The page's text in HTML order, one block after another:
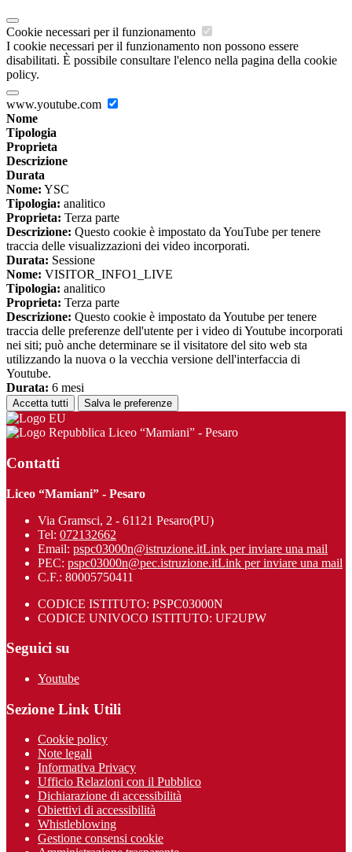
Cookie necessari per il funzionamento
I cookie necessari per il funzionamento non possono essere
disabilitati. È possibile consultare l'elenco nella pagina della cookie
policy.
www.youtube.com
Nome
Tipologia
Proprieta
Descrizione
Durata
Nome: YSC
Tipologia: analitico
Proprieta: Terza parte
Descrizione: Questo cookie è impostato da YouTube per tenere
traccia delle visualizzazioni dei video incorporati.
Durata: Sessione
Nome: VISITOR_INFO1_LIVE
Tipologia: analitico
Proprieta: Terza parte
Descrizione: Questo cookie è impostato da Youtube per tenere
traccia delle preferenze dell'utente per i video di Youtube incorporati
nei siti; può anche determinare se il visitatore del sito web sta
utilizzando la nuova o la vecchia versione dell'interfaccia di
Youtube.
Durata: 6 mesi
Accetta tutti Salva le preferenze
Liceo “Mamiani” - Pesaro
Contatti
Liceo “Mamiani” - Pesaro
Via Gramsci, 2 - 61121 Pesaro(PU)
Tel: 072132662
Email: pspc03000n@istruzione.itLink per inviare una mail
PEC: pspc03000n@pec.istruzione.itLink per inviare una mail
C.F.: 80005750411
CODICE ISTITUTO: PSPC03000N
CODICE UNIVOCO ISTITUTO: UF2UPW
Seguici su
Youtube
Sezione Link Utili
Cookie policy
Note legali
Informativa Privacy
Ufficio Relazioni con il Pubblico
Dichiarazione di accessibilità
Obiettivi di accessibilità
Whistleblowing
Gestione consensi cookie